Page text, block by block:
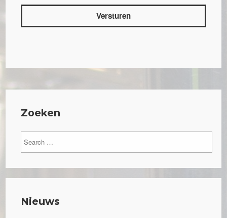
Zoeken
Nieuws